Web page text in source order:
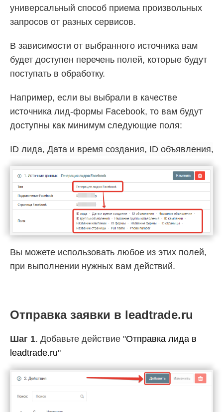
универсальный способ приема произвольных
запросов от разных сервисов.
В зависимости от выбранного источника вам
будет доступен перечень полей, которые будут
поступать в обработку.
Например, если вы выбрали в качестве
источника лид-формы Facebook, то вам будут
доступны как минимум следующие поля:
Вы можете использовать любое из этих полей,
при выполнении нужных вам действий.
Отправка заявки в leadtrade.ru
Шаг 1. Добавьте действие "Отправка лида в
leadtrade.ru"